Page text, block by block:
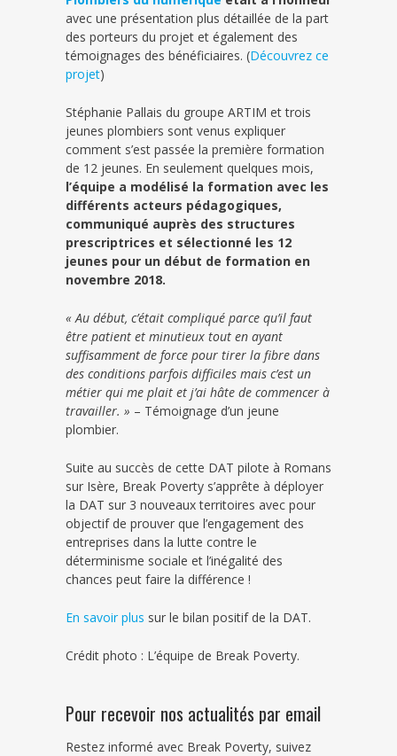
avec une présentation plus détaillée de la part
des porteurs du projet et également des
témoignages des bénéficiaires. (Découvrez ce
projet)
Stéphanie Pallais du groupe ARTIM et trois
jeunes plombiers sont venus expliquer
comment s’est passée la première formation
de 12 jeunes. En seulement quelques mois,
l’équipe a modélisé la formation avec les
différents acteurs pédagogiques,
communiqué auprès des structures
prescriptrices et sélectionné les 12
jeunes pour un début de formation en
novembre 2018.
« Au début, c’était compliqué parce qu’il faut
être patient et minutieux tout en ayant
suffisamment de force pour tirer la fibre dans
des conditions parfois difficiles mais c’est un
métier qui me plait et j’ai hâte de commencer à
travailler. » – Témoignage d’un jeune
plombier.
Suite au succès de cette DAT pilote à Romans
sur Isère, Break Poverty s’apprête à déployer
la DAT sur 3 nouveaux territoires avec pour
objectif de prouver que l’engagement des
entreprises dans la lutte contre le
déterminisme sociale et l’inégalité des
chances peut faire la différence !
En savoir plus sur le bilan positif de la DAT.
Crédit photo : L’équipe de Break Poverty.
Pour recevoir nos actualités par email
Restez informé avec Break Poverty, suivez